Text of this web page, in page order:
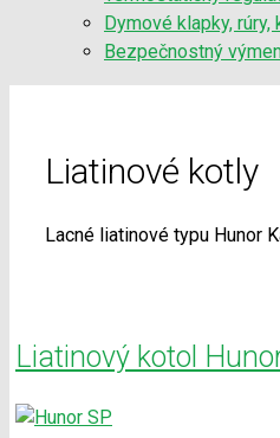
Dymové klapky,
Bezpečnostný
Liatinové kotly
Lacné liatinové typu Hunor
Liatinový kotol